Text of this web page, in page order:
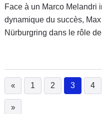
Face à un Marco Melandri
dynamique du succès,
Nürburgring dans le rôle
regrette à présent un
rouler sur les terres de son
« 1 2 3 4
»